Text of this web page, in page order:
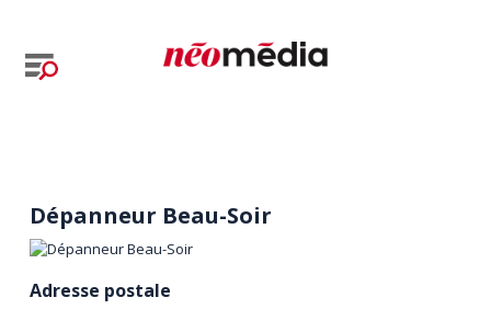
Dépanneur Beau-Soir
Adresse postale